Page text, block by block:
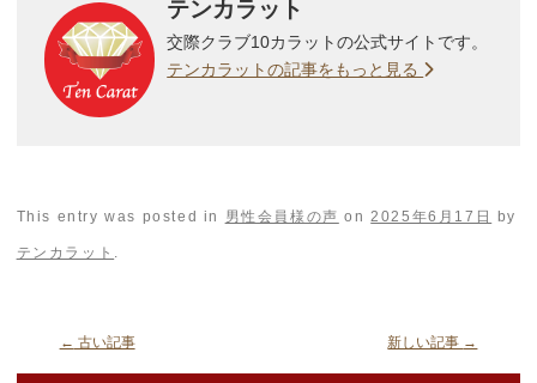
テンカラット
交際クラブ10カラットの公式サイトです。
テンカラットの記事をもっと見る
This entry was posted in 男性会員様の声 on2025年6月17日 by
テンカラット .
← 古い記事 新しい記事 →